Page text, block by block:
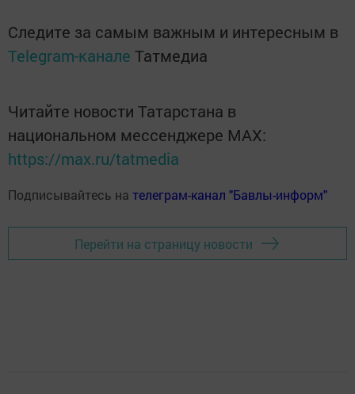
Следите за самым важным и интересным в
Telegram-канале Татмедиа
Читайте новости Татарстана в
национальном мессенджере MАХ:
https://max.ru/tatmedia
Подписывайтесь на телеграм-канал "Бавлы-информ"
Перейти на страницу новости